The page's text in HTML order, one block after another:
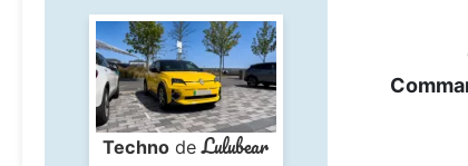
Techno deLulubear